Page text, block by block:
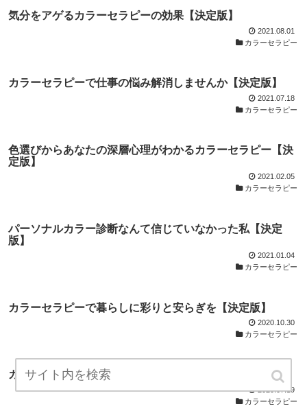
気分をアゲるカラーセラピーの効果【決定版】
2021.08.01
カラーセラピー
カラーセラピーで仕事の悩み解消しませんか【決定版】
2021.07.18
カラーセラピー
色選びからあなたの深層心理がわかるカラーセラピー【決
定版】
2021.02.05
カラーセラピー
パーソナルカラー診断なんて信じていなかった私【決定
版】
2021.01.04
カラーセラピー
カラーセラピーで暮らしに彩りと安らぎを【決定版】
2020.10.30
カラーセラピー
カラーセラピーの科学的根拠を調べてみたら【決定版】
2020.07.19
カラーセラピー